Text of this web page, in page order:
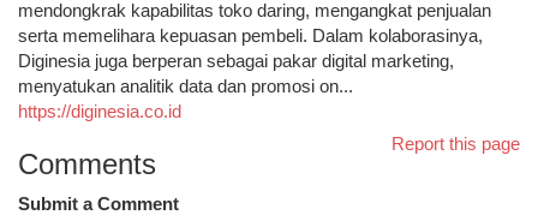
mendongkrak kapabilitas toko daring, mengangkat penjualan
serta memelihara kepuasan pembeli. Dalam kolaborasinya,
Diginesia juga berperan sebagai pakar digital marketing,
menyatukan analitik data dan promosi on...
https://diginesia.co.id
Report this page
Comments
Submit a Comment